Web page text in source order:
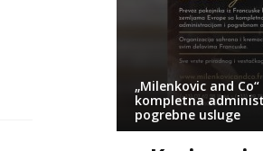
„Milenkovic and
kompletna
pogrebne usluge